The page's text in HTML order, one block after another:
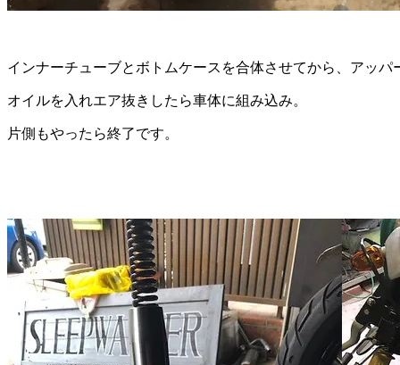
インナーチューブとボトムケースを合体させてから、アッパ
オイルを入れエア抜きしたら車体に組み込み。
片側もやったら終了です。